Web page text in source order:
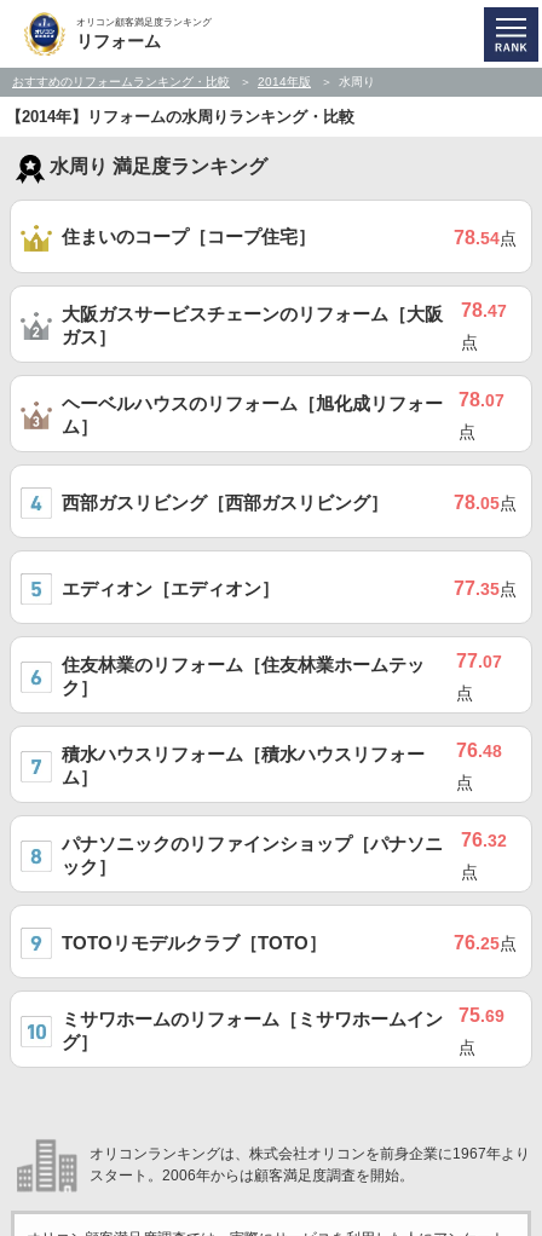
オリコン顧客満足度ランキング
リフォーム
おすすめのリフォームランキング・比較 2014年版 水周り
【2014年】リフォームの水周りランキング・比較
水周り 満足度ランキング
住まいのコープ［コープ住宅］ 78.54点
大阪ガスサービスチェーンのリフォーム［大阪
ガス］
78.47
点
ヘーベルハウスのリフォーム［旭化成リフォー
ム］
78.07
点
西部ガスリビング［西部ガスリビング］ 78.05点
エディオン［エディオン］ 77.35点
住友林業のリフォーム［住友林業ホームテッ
ク］
77.07
点
積水ハウスリフォーム［積水ハウスリフォー
ム］
76.48
点
パナソニックのリファインショップ［パナソニ
ック］
76.32
点
TOTOリモデルクラブ［TOTO］ 76.25点
ミサワホームのリフォーム［ミサワホームイン
グ］
75.69
点
オリコンランキングは、株式会社オリコンを前身企業に1967年より
スタート。2006年からは顧客満足度調査を開始。